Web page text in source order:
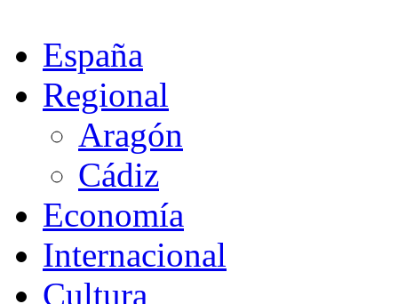
España
Regional
Aragón
Cádiz
Economía
Internacional
Cultura